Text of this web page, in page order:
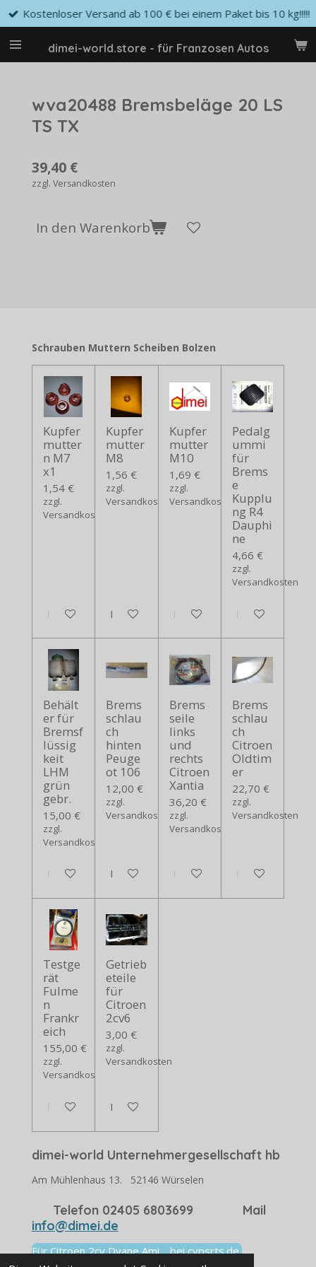
Zum
Hauptinhalt
springendimei-world.store - für Franzosen Autos
Kostenloser Versand ab 100 € bei einem Paket bis 10 kg!!!!!
wva20488 Bremsbeläge 20 LS
TS TX
39,40 €
zzgl. Versandkosten
In den Warenkorb
Schrauben Muttern Scheiben Bolzen
Kupfer
mutter
n M7
x1
1,54 €
zzgl.
Versandkosten
In den Warenkorb
Kupfer
mutter
M8
1,56 €
zzgl.
Versandkosten
In den Warenkorb
Kupfer
mutter
M10
1,69 €
zzgl.
Versandkosten
In den Warenkorb
Pedalg
ummi
für
Brems
e
Kupplu
ng R4
Dauphi
ne
4,66 €
zzgl.
Versandkosten
In den
Behält
er für
Bremsf
lüssig
keit
LHM
grün
gebr.
15,00 €
zzgl.
Versandkosten
In den Warenkorb
Brems
schlau
ch
hinten
Peuge
ot 106
12,00 €
zzgl.
Versandkosten
In den Warenkorb
Brems
seile
links
und
rechts
Citroen
Xantia
36,20 €
zzgl.
Versandkosten
In den Warenkorb
Brems
schlau
ch
Citroen
Oldtim
er
22,70 €
zzgl.
Versandkosten
In den
Testge
rät
Fulme
n
Frankr
eich
155,00 €
zzgl.
Versandkosten
In den Warenkorb
Getrieb
eteile
für
Citroen
2cv6
3,00 €
zzgl.
Versandkosten
In den Warenkorb
dimei-world Unternehmergesellschaft hb
Am Mühlenhaus 13. 52146 Würselen
Telefon 02405 6803699 Mail
info@dimei.de
Für Citroen 2cv Dyane Ami. bei cvpsrts.de
Viele Ersatzteile